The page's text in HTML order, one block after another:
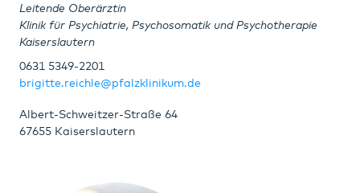
Leitende Oberärztin
Klinik für Psychiatrie, Psychosomatik und Psychotherapie
Kaiserslautern
0631 5349-2201
brigitte.reichle@pfalzklinikum.de
Albert-Schweitzer-Straße 64
67655 Kaiserslautern